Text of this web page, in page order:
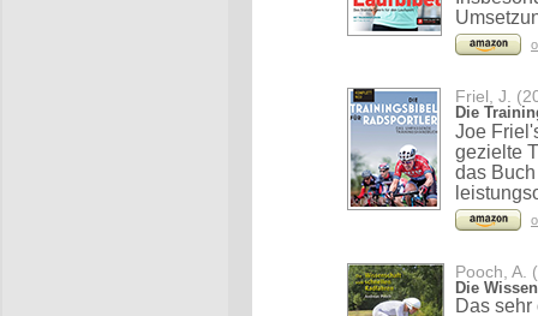
Friel, J.
Die
Joe
gezielte
das
Pooch, A.
Die
Das